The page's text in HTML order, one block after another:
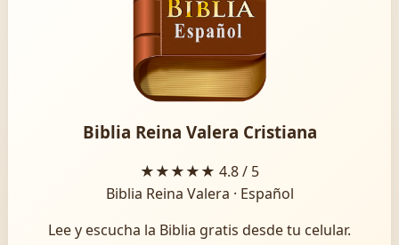
Biblia Reina Valera Cristiana
★★★★★ 4.8 / 5
Biblia Reina Valera · Español
Lee y escucha la Biblia gratis desde tu celular.